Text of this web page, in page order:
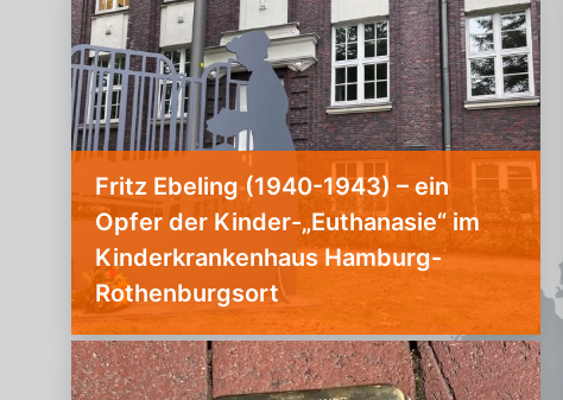
Fritz Ebeling (1940-1943) – ein
Opfer der Kinder-„Euthanasie“ im
Kinderkrankenhaus Hamburg-
Rothenburgsort